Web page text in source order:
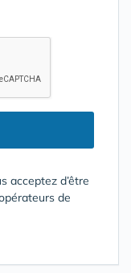
acceptez d’être
de